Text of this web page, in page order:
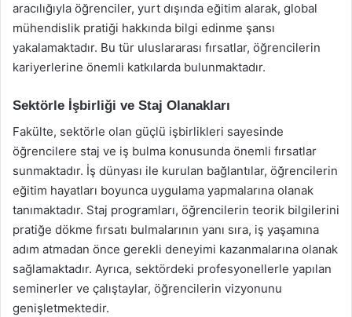
aracılığıyla öğrenciler, yurt dışında eğitim alarak, global
mühendislik pratiği hakkında bilgi edinme şansı
yakalamaktadır. Bu tür uluslararası fırsatlar, öğrencilerin
kariyerlerine önemli katkılarda bulunmaktadır.
Sektörle İşbirliği ve Staj Olanakları
Fakülte, sektörle olan güçlü işbirlikleri sayesinde
öğrencilere staj ve iş bulma konusunda önemli fırsatlar
sunmaktadır. İş dünyası ile kurulan bağlantılar, öğrencilerin
eğitim hayatları boyunca uygulama yapmalarına olanak
tanımaktadır. Staj programları, öğrencilerin teorik bilgilerini
pratiğe dökme fırsatı bulmalarının yanı sıra, iş yaşamına
adım atmadan önce gerekli deneyimi kazanmalarına olanak
sağlamaktadır. Ayrıca, sektördeki profesyonellerle yapılan
seminerler ve çalıştaylar, öğrencilerin vizyonunu
genişletmektedir.